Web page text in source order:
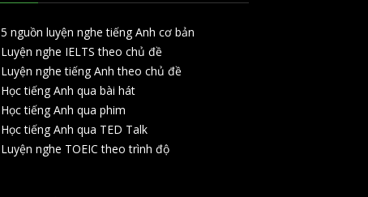
5 nguồn luyện nghe tiếng Anh cơ bản
Luyện nghe IELTS theo chủ đề
Luyện nghe tiếng Anh theo chủ đề
Học tiếng Anh qua bài hát
Học tiếng Anh qua phim
Học tiếng Anh qua TED Talk
Luyện nghe TOEIC theo trình độ